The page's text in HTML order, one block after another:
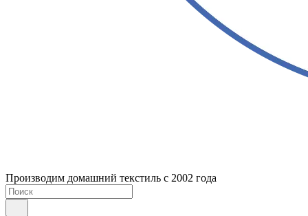
Производим домашний текстиль с 2002 года